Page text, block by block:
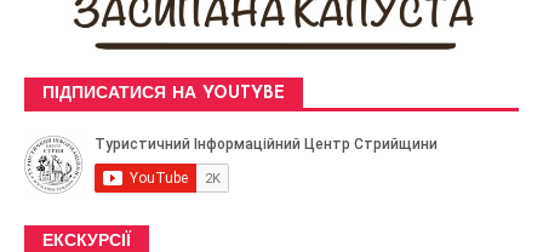
ПІДПИСАТИСЯ НА YOUTYBE
ЕКСКУРСІЇ